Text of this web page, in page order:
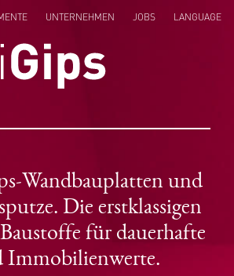
UNTERNEHMEN JOBS
LANGUAGE
Wandbauplatten und
Die erstklassigen
für dauerhafte
Immobilienwerte.